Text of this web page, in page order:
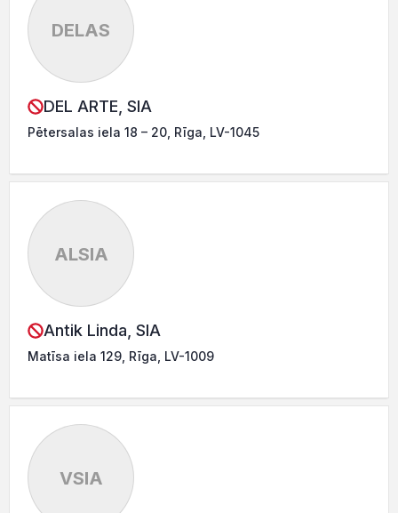
DELAS
DEL ARTE, SIA
Pētersalas iela 18 – 20, Rīga, LV-1045
ALSIA
Antik Linda, SIA
Matīsa iela 129, Rīga, LV-1009
VSIA